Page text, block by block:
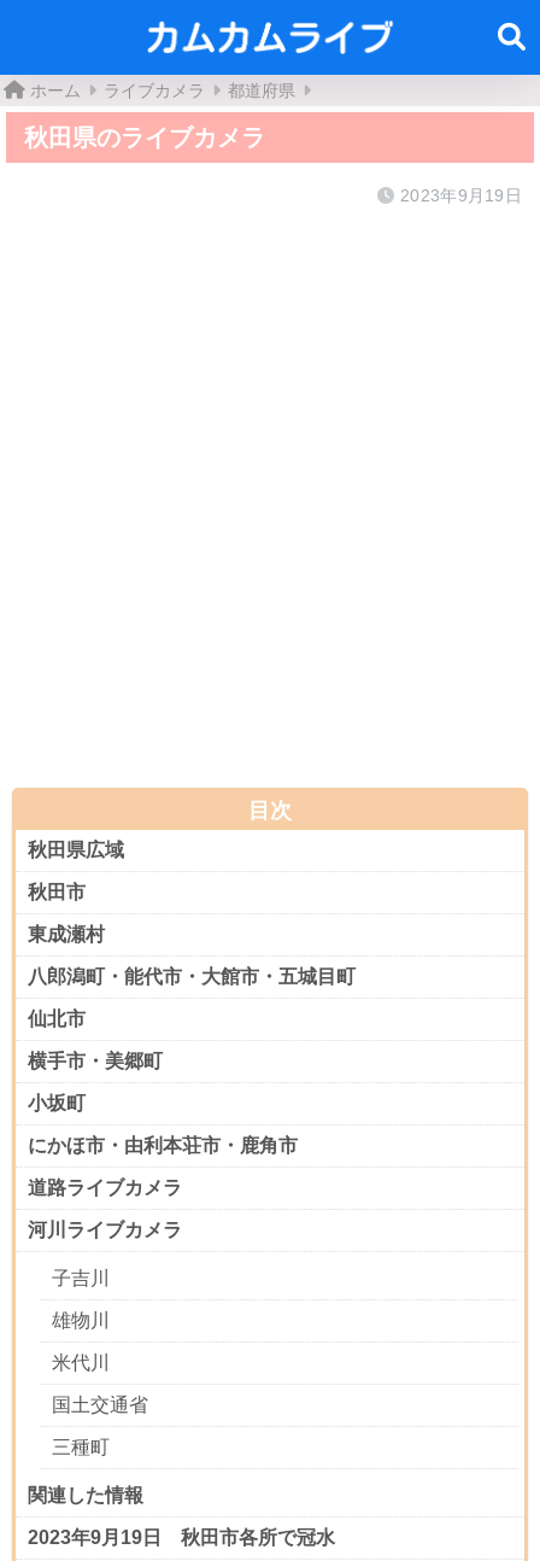
ホーム ライブカメラ 都道府県
秋田県のライブカメラ
2023年9月19日
目次
秋田県広域
秋田市
東成瀬村
八郎潟町・能代市・大館市・五城目町
仙北市
横手市・美郷町
小坂町
にかほ市・由利本荘市・鹿角市
道路ライブカメラ
河川ライブカメラ
子吉川
雄物川
米代川
国土交通省
三種町
関連した情報
2023年9月19日 秋田市各所で冠水